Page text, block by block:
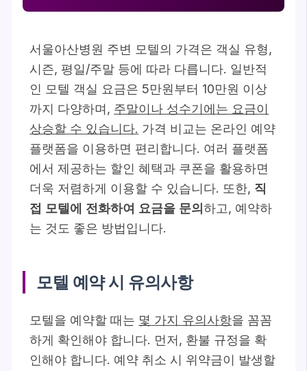
서울아산병원 주변 모텔의 가격은 객실 유형,
시즌, 평일/주말 등에 따라 다릅니다. 일반적
인 모텔 객실 요금은 5만원부터 10만원 이상
까지 다양하며, 주말이나 성수기에는 요금이
상승할 수 있습니다. 가격 비교는 온라인 예약
플랫폼을 이용하면 편리합니다. 여러 플랫폼
에서 제공하는 할인 혜택과 쿠폰을 활용하면
더욱 저렴하게 이용할 수 있습니다. 또한, 직
접 모텔에 전화하여 요금을 문의하고, 예약하
는 것도 좋은 방법입니다.
모텔 예약 시 유의사항
모텔을 예약할 때는 몇 가지 유의사항을 꼼꼼
하게 확인해야 합니다. 먼저, 환불 규정을 확
인해야 합니다. 예약 취소 시 위약금이 발생할